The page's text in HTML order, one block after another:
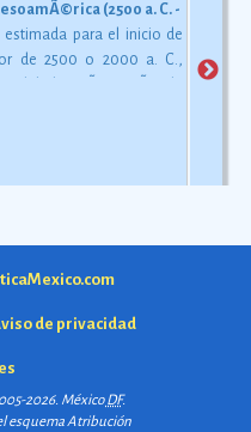
(2500 a. C. - 200 d. C)
estimada para el inicio de
de 2500 o 2000 a. C.,
de privacidad
2026. MéxicoDF.
esquemaAtribución